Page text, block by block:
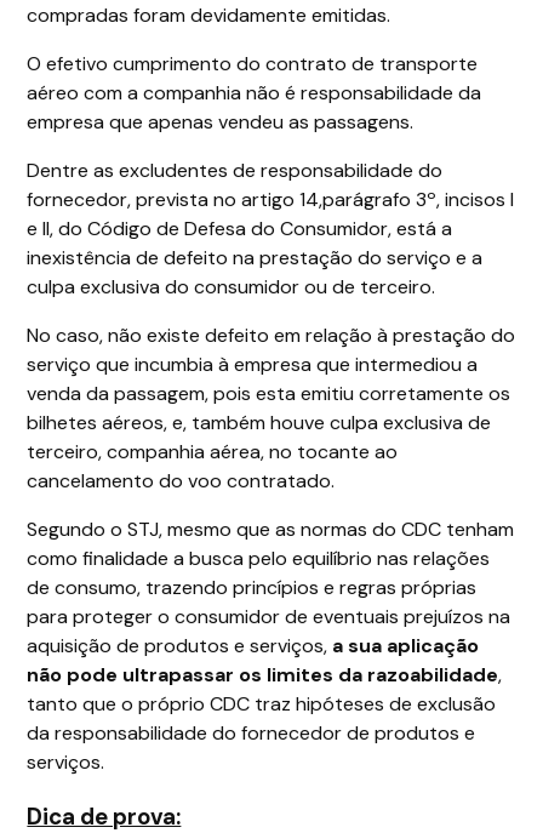
compradas foram devidamente emitidas.
O efetivo cumprimento do contrato de transporte
aéreo com a companhia não é responsabilidade da
empresa que apenas vendeu as passagens.
Dentre as excludentes de responsabilidade do
fornecedor, prevista no artigo 14,parágrafo 3º, incisos I
e II, do Código de Defesa do Consumidor, está a
inexistência de defeito na prestação do serviço e a
culpa exclusiva do consumidor ou de terceiro.
No caso, não existe defeito em relação à prestação do
serviço que incumbia à empresa que intermediou a
venda da passagem, pois esta emitiu corretamente os
bilhetes aéreos, e, também houve culpa exclusiva de
terceiro, companhia aérea, no tocante ao
cancelamento do voo contratado.
Segundo o STJ, mesmo que as normas do CDC tenham
como finalidade a busca pelo equilíbrio nas relações
de consumo, trazendo princípios e regras próprias
para proteger o consumidor de eventuais prejuízos na
aquisição de produtos e serviços, a sua aplicação
não pode ultrapassar os limites da razoabilidade,
tanto que o próprio CDC traz hipóteses de exclusão
da responsabilidade do fornecedor de produtos e
serviços.
Dica de prova: